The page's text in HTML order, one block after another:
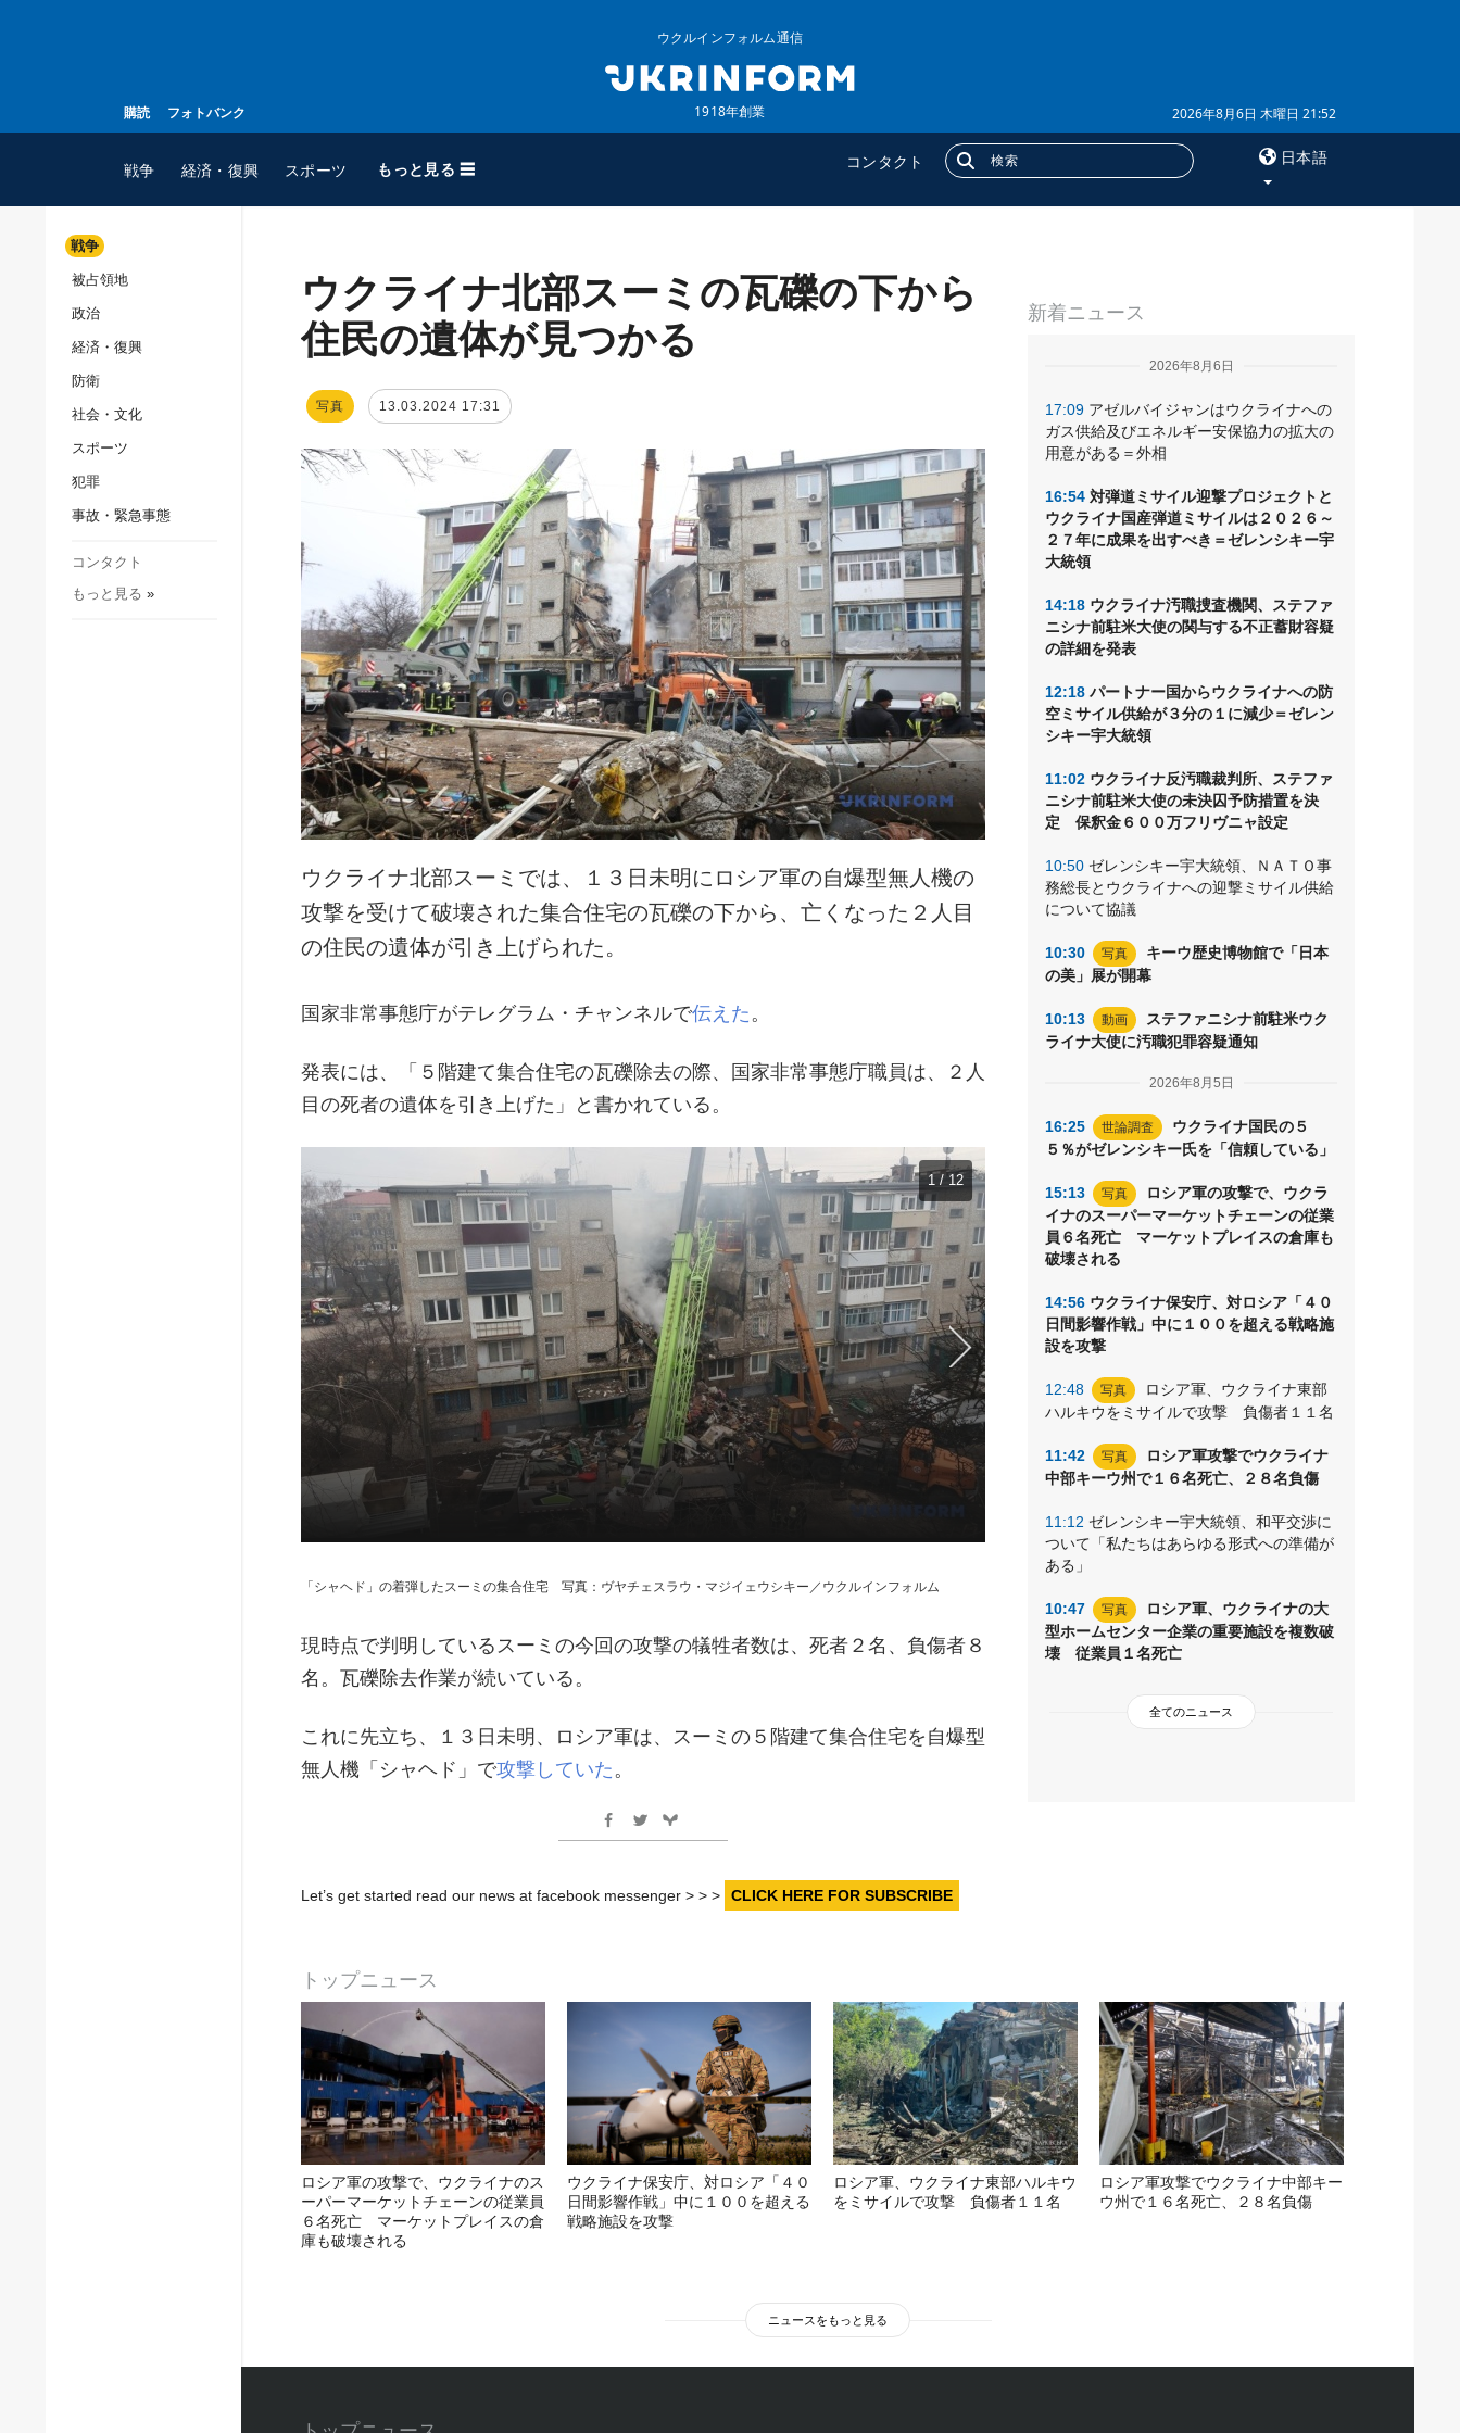
購読 フォトバンク
ウクルインフォルム通信
1918年創業 2026年8月6日 木曜日 21:52
戦争 経済・復興 スポーツ もっと見る ☰ コンタクト 日本語
スポーツ
ウクルインフォルム
ウクルインフォルムについ
て
追加
特集
購読
戦争
被占領地
政治
経済・復興
防衛
社会・文化
スポーツ
犯罪
事故・緊急事態
コンタクト
もっと見る »
新着ニュース
2026年8月6日
17:09 アゼルバイジャンはウクライナへの
ガス供給及びエネルギー安保協力の拡大の
用意がある＝外相
16:54 対弾道ミサイル迎撃プロジェクトと
ウクライナ国産弾道ミサイルは２０２６～
２７年に成果を出すべき＝ゼレンシキー宇
大統領
14:18 ウクライナ汚職捜査機関、ステファ
ニシナ前駐米大使の関与する不正蓄財容疑
の詳細を発表
12:18 パートナー国からウクライナへの防
空ミサイル供給が３分の１に減少＝ゼレン
シキー宇大統領
11:02 ウクライナ反汚職裁判所、ステファ
ニシナ前駐米大使の未決囚予防措置を決
定 保釈金６００万フリヴニャ設定
10:50 ゼレンシキー宇大統領、ＮＡＴＯ事
務総長とウクライナへの迎撃ミサイル供給
について協議
10:30 写真
キーウ歴史博物館で「日本
の美」展が開幕
10:13 動画
ステファニシナ前駐米ウク
ライナ大使に汚職犯罪容疑通知
2026年8月5日
16:25 世論調査
ウクライナ国民の５
５％がゼレンシキー氏を「信頼している」
15:13 写真
ロシア軍の攻撃で、ウクラ
イナのスーパーマーケットチェーンの従業
員６名死亡 マーケットプレイスの倉庫も
破壊される
14:56 ウクライナ保安庁、対ロシア「４０
日間影響作戦」中に１００を超える戦略施
設を攻撃
12:48 写真
ロシア軍、ウクライナ東部
ハルキウをミサイルで攻撃 負傷者１１名
11:42 写真
ロシア軍攻撃でウクライナ
中部キーウ州で１６名死亡、２８名負傷
11:12 ゼレンシキー宇大統領、和平交渉に
ついて「私たちはあらゆる形式への準備が
ある」
10:47 写真
ロシア軍、ウクライナの大
型ホームセンター企業の重要施設を複数破
壊 従業員１名死亡
全てのニュース
ウクライナ北部スーミの瓦礫の下から
住民の遺体が見つかる
写真 13.03.2024 17:31
ウクライナ北部スーミでは、１３日未明にロシア軍の自爆型無人機の
攻撃を受けて破壊された集合住宅の瓦礫の下から、亡くなった２人目
の住民の遺体が引き上げられた。
国家非常事態庁がテレグラム・チャンネルで伝えた 。
発表には、「５階建て集合住宅の瓦礫除去の際、国家非常事態庁職員は、２人
目の死者の遺体を引き上げた」と書かれている。
1 / 12
「シャヘド」の着弾したスーミの集合住宅 写真：ヴヤチェスラウ・マジイェウシキー／ウクルインフォルム
現時点で判明しているスーミの今回の攻撃の犠牲者数は、死者２名、負傷者８
名。瓦礫除去作業が続いている。
これに先立ち、１３日未明、ロシア軍は、スーミの５階建て集合住宅を自爆型
無人機「シャヘド」で攻撃していた 。
Let’s get started read our news at facebook messenger > > > CLICK HERE FOR SUBSCRIBE
トップニュース
ロシア軍の攻撃で、ウクライナのス
ーパーマーケットチェーンの従業員
６名死亡 マーケットプレイスの倉
庫も破壊される
ウクライナ保安庁、対ロシア「４０
日間影響作戦」中に１００を超える
戦略施設を攻撃
ロシア軍、ウクライナ東部ハルキウ
をミサイルで攻撃 負傷者１１名
ロシア軍攻撃でウクライナ中部キー
ウ州で１６名死亡、２８名負傷
ニュースをもっと見る